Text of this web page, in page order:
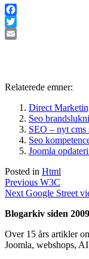
Facebook
Twitter
Relaterede emner:
Direct
Seo
SEO – nyt cms
Seo
Joomla
Posted in Html
Previous Previous
post:
W3C
Next Next
Google Street
Blogarkiv siden 2009
Over 15 års artikler
Joomla, webshops,